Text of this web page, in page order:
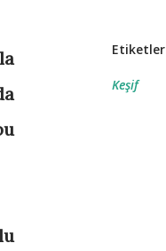
Etiketler
Keşif